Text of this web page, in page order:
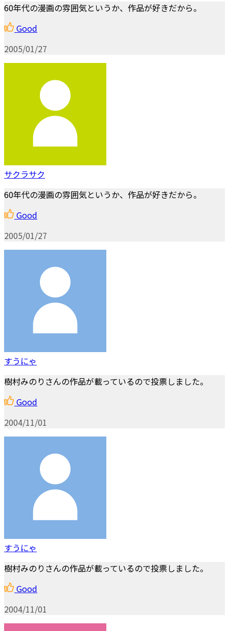
60年代の漫画の雰囲気というか、作品が好きだから。
Good
2005/01/27
サクラサク
60年代の漫画の雰囲気というか、作品が好きだから。
Good
2005/01/27
すうにゃ
樹村みのりさんの作品が載っているので投票しました。
Good
2004/11/01
すうにゃ
樹村みのりさんの作品が載っているので投票しました。
Good
2004/11/01